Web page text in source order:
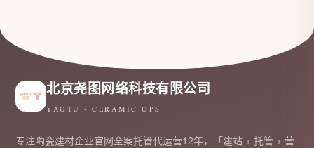
北京尧图网络科技有限公司
YAOTU · CERAMIC OPS
专注陶瓷建材企业官网全案托管代运营12年，「建站 + 托管 + 营